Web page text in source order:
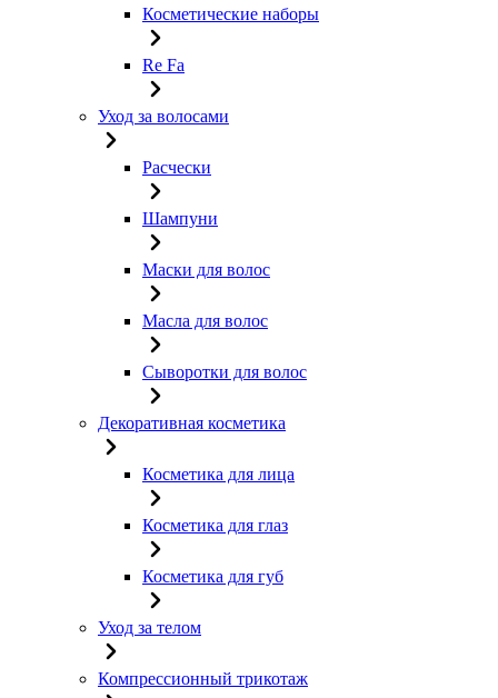
Косметические наборы
Re Fa
Уход за волосами
Расчески
Шампуни
Маски для волос
Масла для волос
Сыворотки для волос
Декоративная косметика
Косметика для лица
Косметика для глаз
Косметика для губ
Уход за телом
Компрессионный трикотаж